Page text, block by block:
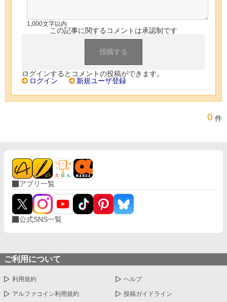
1,000文字以内
この記事に関するコメントは承認制です
ログインするとコメントの投稿ができます。
ログイン
新規ユーザ登録
0 件
アプリ一覧
公式SNS一覧
ご利用について
利用規約 ヘルプ
アルファコイン利用規約 投稿ガイドライン